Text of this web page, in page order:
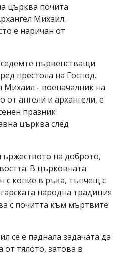
църква почита
Михаил.
е наричан от
първенстващи
престола на Господ.
Михаил - военачалник на
от ангели и архангели, е
празник
църква след
на доброто,
В църковната
с копие в ръка, тъпчещ с
народна традиция
с почитта към мъртвите
се е паднала задачата да
от тялото, затова в